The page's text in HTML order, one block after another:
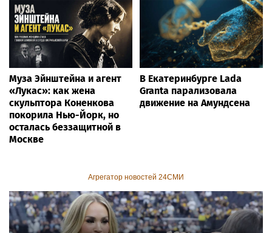
Муза Эйнштейна и агент
«Лукас»: как жена
скульптора Коненкова
покорила Нью-Йорк, но
осталась беззащитной в
Москве
В Екатеринбурге Lada
Granta парализовала
движение на Амундсена
Агрегатор новостей 24СМИ